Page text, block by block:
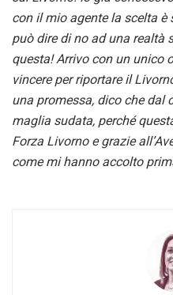
con il mio agente la scelta
può dire di no ad una realtà
questa! Arrivo con un unico
vincere per riportare il
una promessa, dico che dal
maglia sudata, perché
Forza Livorno e grazie
come mi hanno accolto